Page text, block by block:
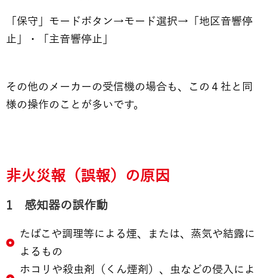
「保守」モードボタン→モード選択→「地区音響停
止」・「主音響停止」
その他のメーカーの受信機の場合も、この４社と同
様の操作のことが多いです。
非火災報（誤報）の原因
1 感知器の誤作動
たばこや調理等による煙、または、蒸気や結露に
よるもの
ホコリや殺虫剤（くん煙剤）、虫などの侵入によ